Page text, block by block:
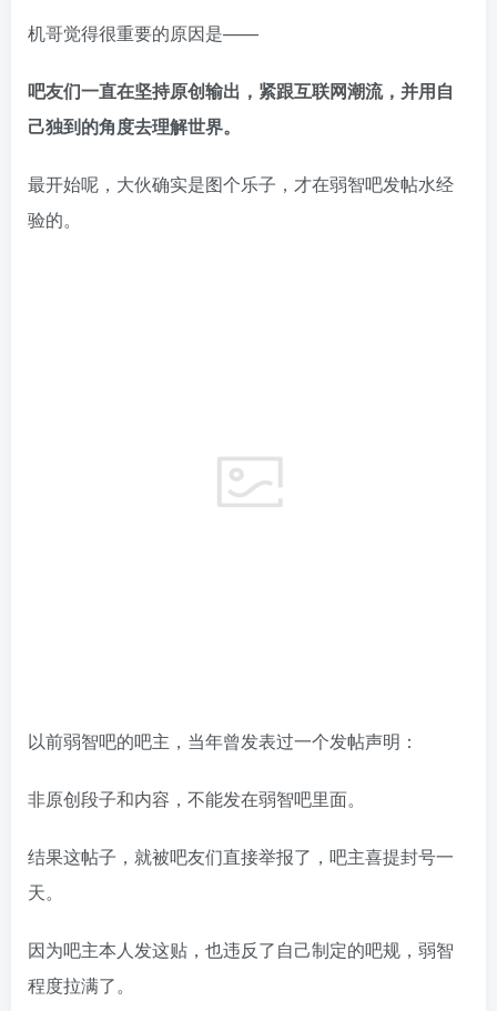
机哥觉得很重要的原因是——
吧友们一直在坚持原创输出，紧跟互联网潮流，并用自
己独到的角度去理解世界。
最开始呢，大伙确实是图个乐子，才在弱智吧发帖水经
验的。
以前弱智吧的吧主，当年曾发表过一个发帖声明：
非原创段子和内容，不能发在弱智吧里面。
结果这帖子，就被吧友们直接举报了，吧主喜提封号一
天。
因为吧主本人发这贴，也违反了自己制定的吧规，弱智
程度拉满了。